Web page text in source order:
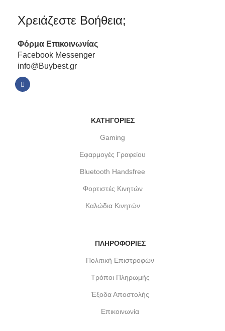
Χρειάζεστε Βοήθεια;
Φόρμα Επικοινωνίας
Facebook Messenger
info@Buybest.gr
ΚΑΤΗΓΟΡΙΕΣ
Gaming
Εφαρμογές Γραφείου
Bluetooth Handsfree
Φορτιστές Κινητών
Καλώδια Κινητών
ΠΛΗΡΟΦΟΡΙΕΣ
Πολιτική Επιστροφών
Τρόποι Πληρωμής
Έξοδα Αποστολής
Επικοινωνία